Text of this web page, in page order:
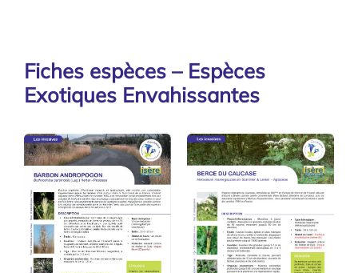
Fiches espèces – Espèces
Exotiques Envahissantes